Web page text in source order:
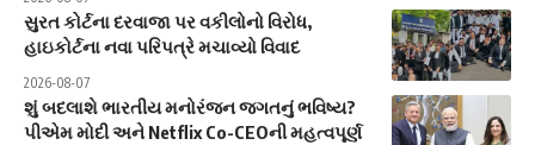
સુરત કોર્ટના દરવાજા પર વકીલોનો વિરોધ,
હાઇકોર્ટના નવા પરિપત્રે મચાવ્યો વિવાદ
2026-08-07
શું બદલાશે ભારતીય મનોરંજન જગતનું ભવિષ્ય?
પીએમ મોદી અને Netflix Co-CEOની મહત્વપૂર્ણ